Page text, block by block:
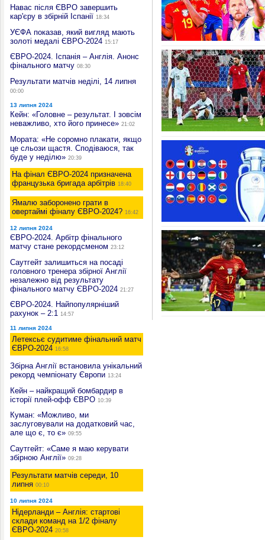
Навас після ЄВРО завершить
кар'єру в збірній Іспанії 18:34
УЄФА показав, який вигляд мають
золоті медалі ЄВРО-2024 15:17
ЄВРО-2024. Іспанія – Англія. Анонс
фінального матчу 08:30
Результати матчів неділі, 14 липня
00:00
13 липня 2024
Кейн: «Головне – результат. І зовсім
неважливо, хто його принесе» 21:02
Мората: «Не соромно плакати, якщо
це сльози щастя. Сподіваюся, так
буде у неділю» 20:39
На фінал ЄВРО-2024 призначена
французька бригада арбітрів 18:40
Ямалю заборонено грати в
овертаймі фіналу ЄВРО-2024? 16:42
12 липня 2024
ЄВРО-2024. Арбітр фінального
матчу стане рекордсменом 23:12
Саутгейт залишиться на посаді
головного тренера збірної Англії
незалежно від результату
фінального матчу ЄВРО-2024 21:27
ЄВРО-2024. Найпопулярніший
рахунок – 2:1 14:57
11 липня 2024
Летексьє судитиме фінальний матч
ЄВРО-2024 16:58
Збірна Англії встановила унікальний
рекорд чемпіонату Європи 13:24
Кейн – найкращий бомбардир в
історії плей-офф ЄВРО 10:39
Куман: «Можливо, ми
заслуговували на додатковий час,
але що є, то є» 09:55
Саутгейт: «Саме я маю керувати
збірною Англії» 09:28
Результати матчів середи, 10
липня 00:10
10 липня 2024
Нідерланди – Англія: стартові
склади команд на 1/2 фіналу
ЄВРО-2024 20:58